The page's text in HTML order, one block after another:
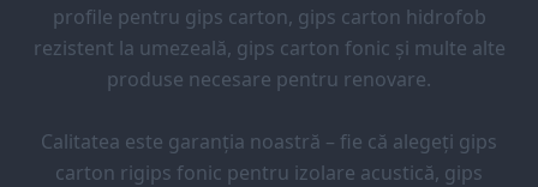
profile pentru gips carton, gips carton hidrofob
rezistent la umezeală, gips carton fonic și multe alte
produse necesare pentru renovare.
Calitatea este garanția noastră – fie că alegeți gips
carton rigips fonic pentru izolare acustică, gips